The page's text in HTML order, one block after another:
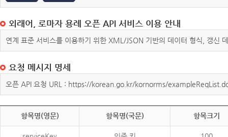
외래어, 로마자 용례 오픈 API 서비스 이용 안내
연계 표준 서비스를 이용하기 위한 XML/JSON 기반의 데이터 형식, 갱신
요청 메시지 명세
오픈 API 요청 URL : https://korean.go.kr/kornorms/
항목명(영문) 항목명(국문) 항목크기